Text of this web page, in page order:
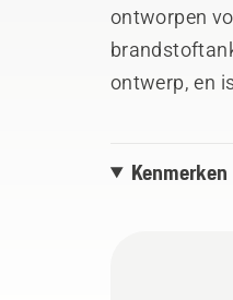
ontworpen
ontwerp, en
Kenmerken